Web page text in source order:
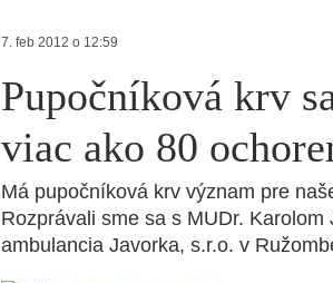
7. feb 2012 o 12:59
Pupočníková krv
viac ako 80
Má pupočníková krv význam pre
Rozprávali sme sa s MUDr.
ambulancia Javorka, s.r.o. v